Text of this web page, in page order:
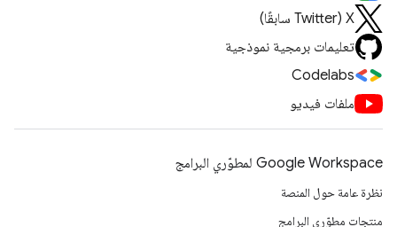
‫X ‏(Twitter سابقًا)
تعليمات برمجية نموذجية
Codelabs
ملفات فيديو
Google Workspace لمطوّري البرامج
نظرة عامة حول المنصة
منتجات مطوّري البرامج